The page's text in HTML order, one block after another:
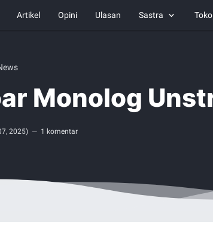
Artikel Opini Ulasan Sastra
Monolog
2025) 1 komentar